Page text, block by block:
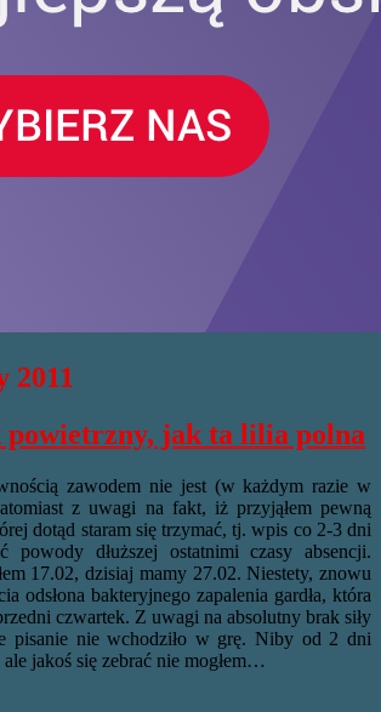
2011
powietrzny, jak ta lilia polna
zawodem nie jest (w każdym razie w
z uwagi na fakt, iż przyjąłem pewną
dotąd staram się trzymać, tj. wpis co 2-3 dni
powody dłuższej ostatnimi czasy absencji.
17.02, dzisiaj mamy 27.02. Niestety, znowu
odsłona bakteryjnego zapalenia gardła, która
czwartek. Z uwagi na absolutny brak siły
pisanie nie wchodziło w grę. Niby od 2 dni
jakoś się zebrać nie mogłem…